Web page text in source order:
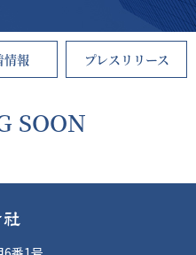
情報 プレスリリース
SOON